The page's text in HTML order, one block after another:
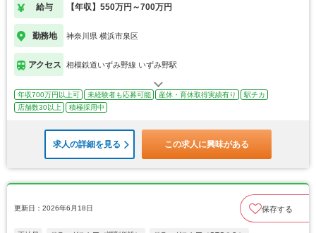
給与 【年収】550万円～700万円
勤務地 神奈川県 横浜市泉区
アクセス 相模鉄道いずみ野線 いずみ野駅
年収700万円以上可 未経験者も応募可能 産休・育休取得実績有り
駅チカ
店舗数30以上
積極採用中
求人の詳細を見る この求人に興味がある
更新日：2026年6月18日 保存する